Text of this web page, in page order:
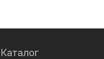
Каталог